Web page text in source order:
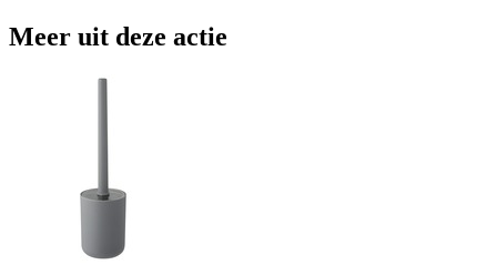
Meer uit deze actie